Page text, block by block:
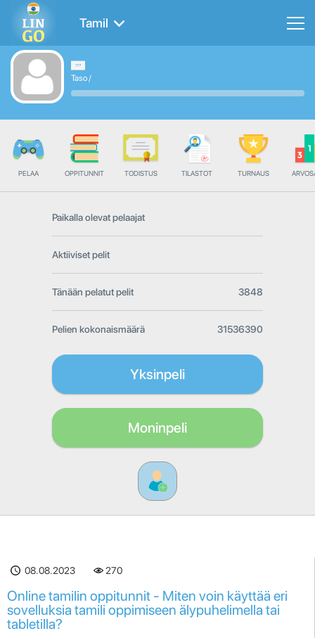
Tamil
Taso/
PELAA OPPITUNNIT TODISTUS TILASTOT TURNAUS
Paikalla olevat pelaajat
Aktiiviset pelit
Tänään pelatut pelit 3848
Pelien kokonaismäärä 31536390
Yksinpeli
Moninpeli
08.08.2023 270
Online tamilin oppitunnit - Miten voin käyttää eri
sovelluksia tamili oppimiseen älypuhelimella tai
tabletilla?